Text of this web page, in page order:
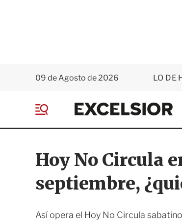
09 de Agosto de 2026 LO DE
E
x
e
i
o
r
e
Hoy No Circula
septiembre,
Así opera el Hoy No Circula